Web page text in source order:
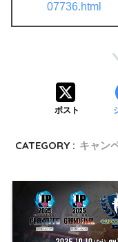
07736.html
ポスト
CATEGORY : キャン